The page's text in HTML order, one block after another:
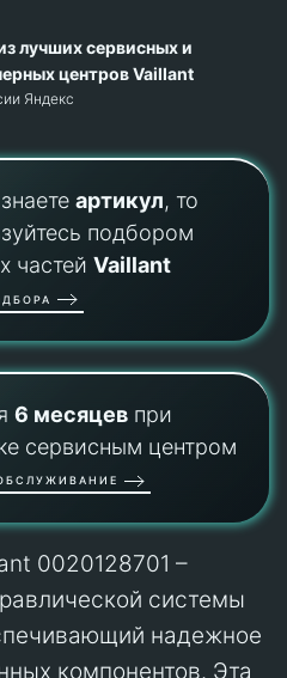
лучших сервисных и
центров Vaillant
Яндекс
артикул, то
подбором
частей Vaillant
6 месяцевпри
сервисным центром
0020128701 –
системы
надежное
компонентов. Эта